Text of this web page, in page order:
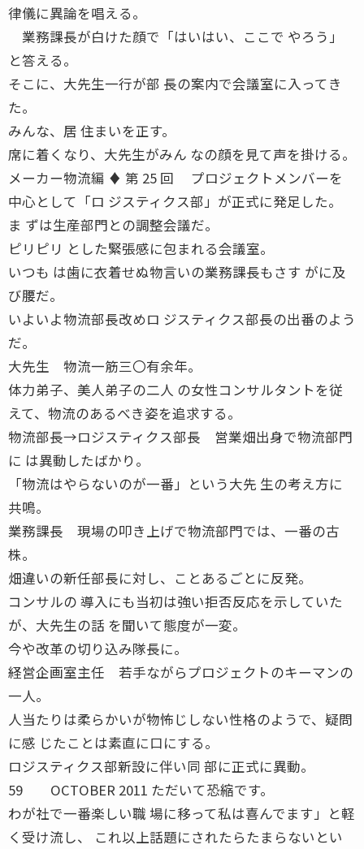
律儀に異論を唱える。
業務課長が白けた顔で「はいはい、ここで やろう」
と答える。
そこに、大先生一行が部 長の案内で会議室に入ってき
た。
みんな、居 住まいを正す。
席に着くなり、大先生がみん なの顔を見て声を掛ける。
メーカー物流編 ♦ 第 25 回 プロジェクトメンバーを
中心として「ロ ジスティクス部」が正式に発足した。
ま ずは生産部門との調整会議だ。
ピリピリ とした緊張感に包まれる会議室。
いつも は歯に衣着せぬ物言いの業務課長もさす がに及
び腰だ。
いよいよ物流部長改めロ ジスティクス部長の出番のよう
だ。
大先生 物流一筋三〇有余年。
体力弟子、美人弟子の二人 の女性コンサルタントを従
えて、物流のあるべき姿を追求する。
物流部長→ロジスティクス部長 営業畑出身で物流部門
に は異動したばかり。
「物流はやらないのが一番」という大先 生の考え方に
共鳴。
業務課長 現場の叩き上げで物流部門では、一番の古
株。
畑違いの新任部長に対し、ことあるごとに反発。
コンサルの 導入にも当初は強い拒否反応を示していた
が、大先生の話 を聞いて態度が一変。
今や改革の切り込み隊長に。
経営企画室主任 若手ながらプロジェクトのキーマンの
一人。
人当たりは柔らかいが物怖じしない性格のようで、疑問
に感 じたことは素直に口にする。
ロジスティクス部新設に伴い同 部に正式に異動。
59 OCTOBER 2011 ただいて恐縮です。
わが社で一番楽しい職 場に移って私は喜んでます」と軽
く受け流し、 これ以上話題にされたらたまらないとい